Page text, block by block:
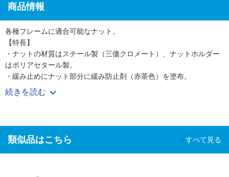
商品情報
各種フレームに適合可能なナット。
【特長】
・ナットの材質はスチール製（三価クロメート）、ナットホルダー
はポリアセタール製。
・緩み止めにナット部分に緩み防止剤（赤茶色）を塗布。
・ナットホルダーがセット。
・先入れナットとナットホルダーのセット。
・展示会用カバー、作業台用、架台用の部材。
続きを読む
類似品はこちら すべて見る